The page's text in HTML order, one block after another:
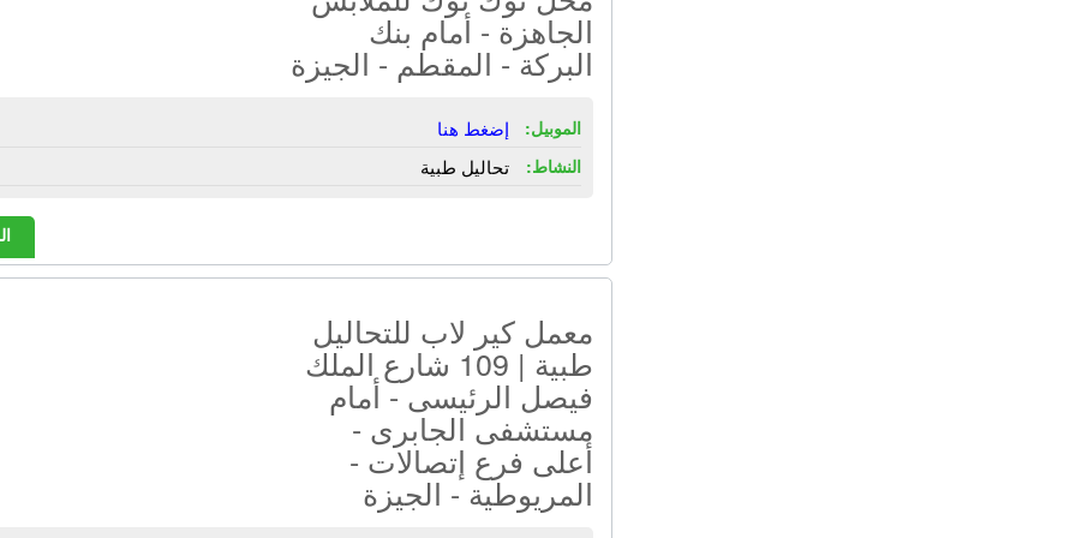
الجاهزة - أمام بنك
البركة - المقطم - الجيزة
الموبيل: إضغط هنا
النشاط: تحاليل طبية
معمل كير لاب للتحاليل
طبية | 109 شارع الملك
فيصل الرئيسى - أمام
مستشفى الجابرى -
أعلى فرع إتصالات -
المريوطية - الجيزة